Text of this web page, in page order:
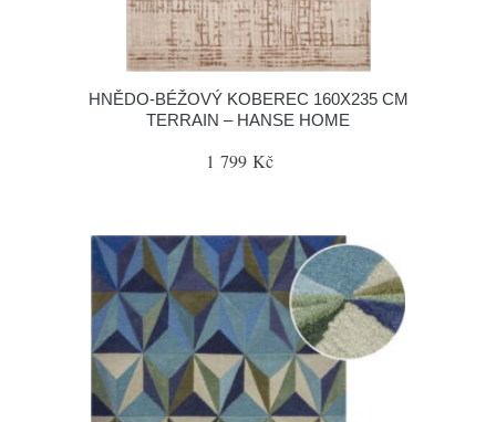
HNĚDO-BÉŽOVÝ KOBEREC 160X235 CM
TERRAIN – HANSE HOME
1 799 Kč